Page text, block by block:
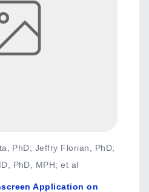
PhD; Jeffry Florian, PhD;
PhD, MPH; et al
Application on